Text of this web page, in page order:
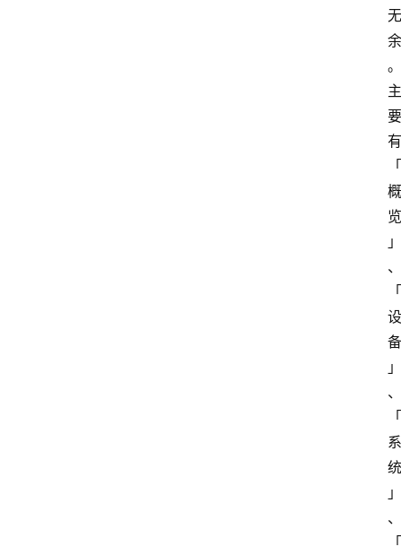
无
余
。
主
要
有
「
概
览
」
、
「
设
备
」
、
「
系
统
」
、
「